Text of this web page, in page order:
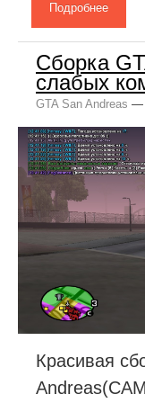
Подробнее
Сборка
слабых
GTA San Andreas —
Красивая